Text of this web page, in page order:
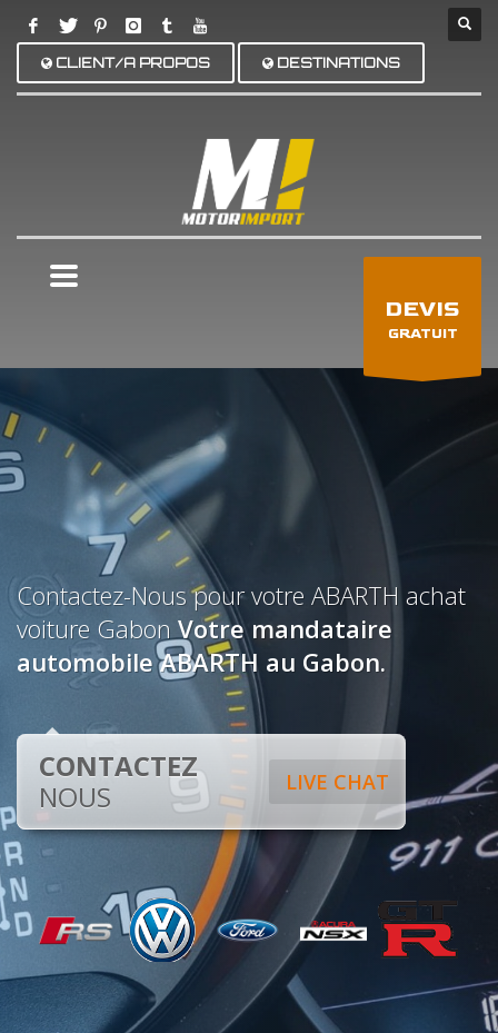
CLIENT/A PROPOS DESTINATIONS
DEVIS
GRATUIT
Contactez-Nous pour votre ABARTH achat
voiture GabonVotre mandataire
automobile ABARTH au Gabon.
LIVE CHAT
CONTACTEZ
NOUS